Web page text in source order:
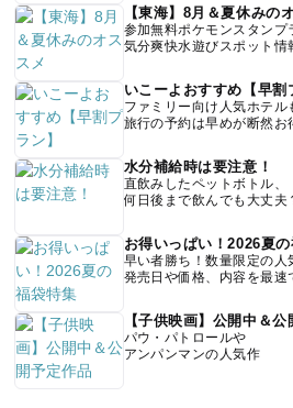
【東海】8月＆夏休みの
参加無料ポケモンスタンプ
気分爽快水遊びスポット情
いこーよおすすめ【早割
ファミリー向け人気ホテル
旅行の予約は早めが断然お
水分補給時は要注意！
直飲みしたペットボトル、
何日後まで飲んでも大丈夫
お得いっぱい！2026夏
早い者勝ち！数量限定の人
発売日や価格、内容を最速
【子供映画】公開中＆
パウ・パトロールや
アンパンマンの人気作